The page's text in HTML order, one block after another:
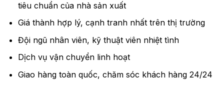
tiêu chuẩn của nhà sản xuất
Giá thành hợp lý, cạnh tranh nhất trên thị trường
Đội ngũ nhân viên, kỹ thuật viên nhiệt tình
Dịch vụ vận chuyển linh hoạt
Giao hàng toàn quốc, chăm sóc khách hàng 24/24